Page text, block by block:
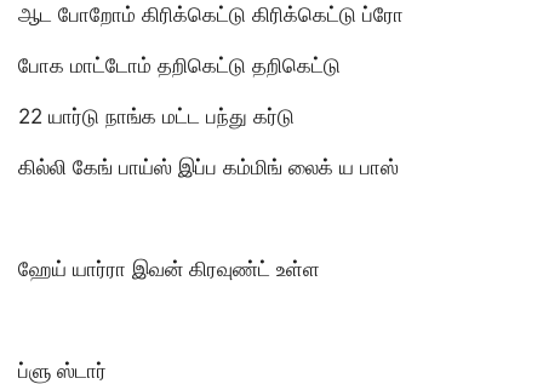
ஆட போறோம் கிரிக்கெட்டு கிரிக்கெட்டு ப்ரோ
போக மாட்டோம் தறிகெட்டு தறிகெட்டு
22 யார்டு நாங்க மட்ட பந்து கர்டு
கில்லி கேங் பாய்ஸ் இப்ப கம்மிங் லைக் ய பாஸ்
ஹேய் யார்ரா இவன் கிரவுண்ட் உள்ள
ப்ளு ஸ்டார்